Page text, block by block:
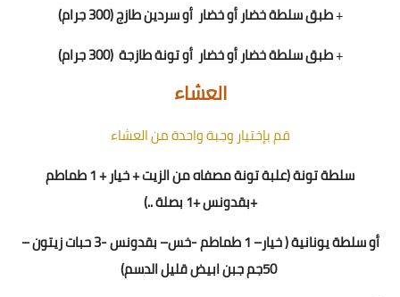
+طبق سلطة خضار أو خضار أو سردين طازج (300 جرام)
+طبق سلطة خضار أو خضار أو تونة طازجة (300 جرام)
العشاء
قم بإختيار وجبة واحدة من العشاء
سلطة تونة (علبة تونة مصفاه من الزيت + خيار + 1 طماطم
+بقدونس +1 بصلة ..)
أو سلطة يونانية(خيار–1 طماطم -خس– بقدونس -3حبات زيتون –
50جم جبن ابيض قليل الدسم)